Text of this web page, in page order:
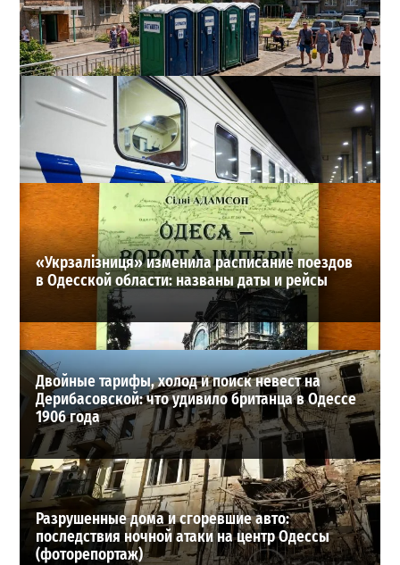
Одесса может остаться без воды и канализации:
эксперт предупредил о худшем сценарии
2
07-08-2026 в 17:19
ВИБОР РЕДАКЦИИ
«Укрзалізниця» изменила расписание поездов
в Одесской области: названы даты и рейсы
Двойные тарифы, холод и поиск невест на
Дерибасовской: что удивило британца в Одессе
1906 года
Разрушенные дома и сгоревшие авто:
последствия ночной атаки на центр Одессы
(фоторепортаж)